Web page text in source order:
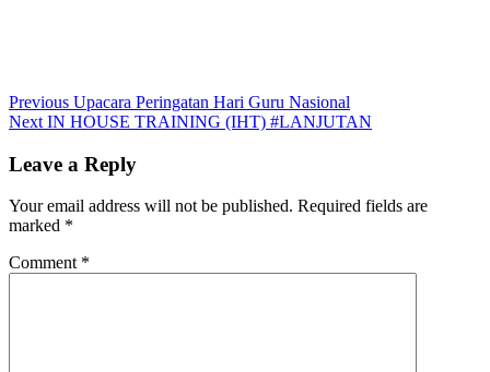
Post
navigation
Previous Previous
post:
Upacara Peringatan Hari Guru Nasional
Next Next
IN HOUSE TRAINING (IHT) #LANJUTAN
Leave a Reply
Your email address will not be published. Required fields are
marked *
Comment *